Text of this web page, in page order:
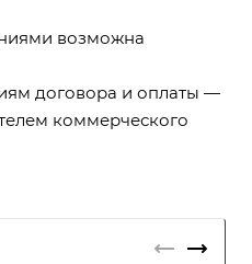
возможна
договора и оплаты —
коммерческого